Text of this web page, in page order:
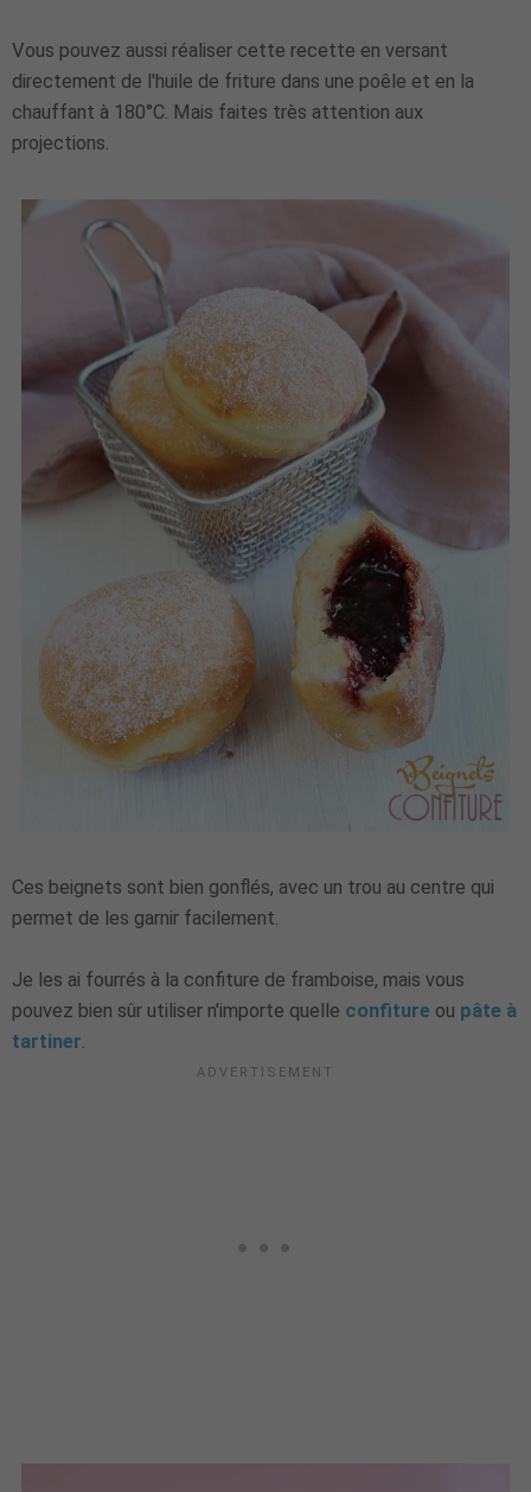
Vous pouvez aussi réaliser cette recette en versant
directement de l'huile de friture dans une poêle et en la
chauffant à 180°C. Mais faites très attention aux
projections.
Ces beignets sont bien gonflés, avec un trou au centre qui
permet de les garnir facilement.
Je les ai fourrés à la confiture de framboise, mais vous
pouvez bien sûr utiliser n'importe quelle confiture ou pâte à
tartiner.